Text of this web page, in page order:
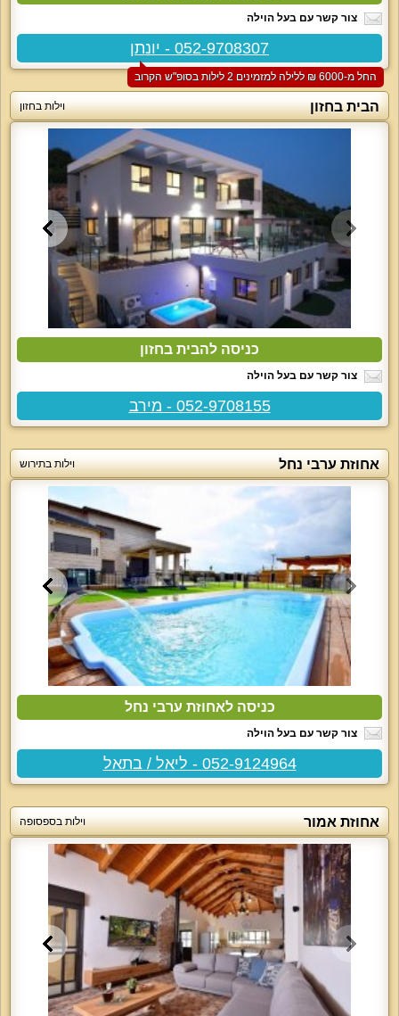
צור קשר עם בעל הוילה
052-9708307 - יונתן
החל מ-‏6000 ₪ ללילה למזמינים 2 לילות בסופ"ש הקרוב
הבית בחזון וילות בחזון
כניסה להבית בחזון
צור קשר עם בעל הוילה
052-9708155 - מירב
אחוזת ערבי נחל וילות בתירוש
כניסה לאחוזת ערבי נחל
צור קשר עם בעל הוילה
052-9124964 - ליאל / בתאל
אחוזת אמור וילות בספסופה